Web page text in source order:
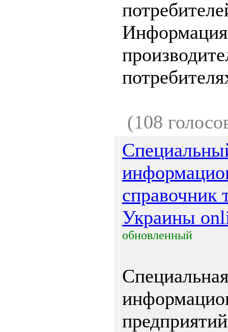
(108
справочник
Украины
обновленный
Специальная
предприятий